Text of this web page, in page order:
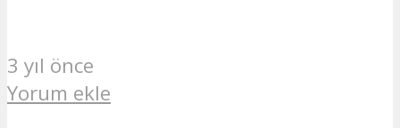
3 yıl önce
Yorum ekle